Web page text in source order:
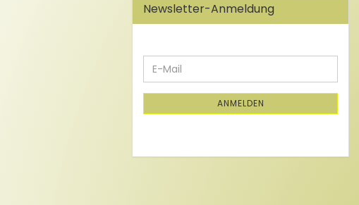
Newsletter-Anmeldung
WEITER
ZUR
NEWSLETTER-
E-
Mail
ANMELDEN